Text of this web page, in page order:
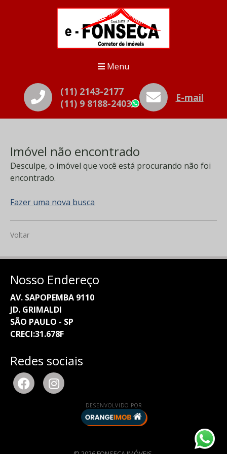
Menu
(11) 2143-2177
(11) 9 8188-2403
WhatsApp
E-mail
Imóvel não encontrado
Desculpe, o imóvel que você está procurando não foi
encontrado.
Fazer uma nova busca
Voltar
Nosso Endereço
AV. SAPOPEMBA 9110
JD. GRIMALDI
SÃO PAULO - SP
CRECI:31.678F
Redes sociais
DESENVOLVIDO POR